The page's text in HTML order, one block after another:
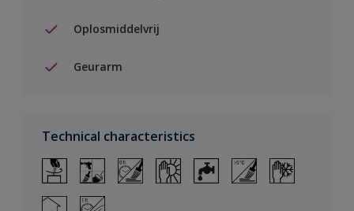
Oplosmiddelvrij
Geurarm
Technical characteristics